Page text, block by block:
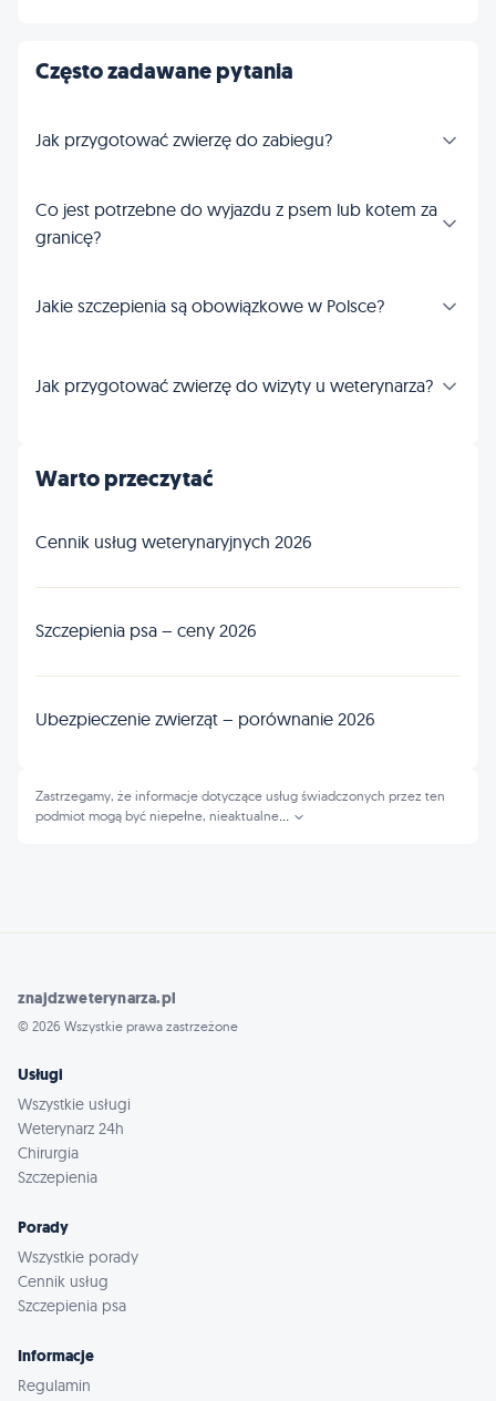
Często zadawane pytania
Jak przygotować zwierzę do zabiegu?
Co jest potrzebne do wyjazdu z psem lub kotem za
granicę?
Jakie szczepienia są obowiązkowe w Polsce?
Jak przygotować zwierzę do wizyty u weterynarza?
Warto przeczytać
Cennik usług weterynaryjnych 2026
Szczepienia psa – ceny 2026
Ubezpieczenie zwierząt – porównanie 2026
Zastrzegamy, że informacje dotyczące usług świadczonych przez ten
podmiot mogą być niepełne, nieaktualne
znajdzweterynarza.pl
© 2026 Wszystkie prawa zastrzeżone
Usługi
Wszystkie usługi
Weterynarz 24h
Chirurgia
Szczepienia
Porady
Wszystkie porady
Cennik usług
Szczepienia psa
Informacje
Regulamin